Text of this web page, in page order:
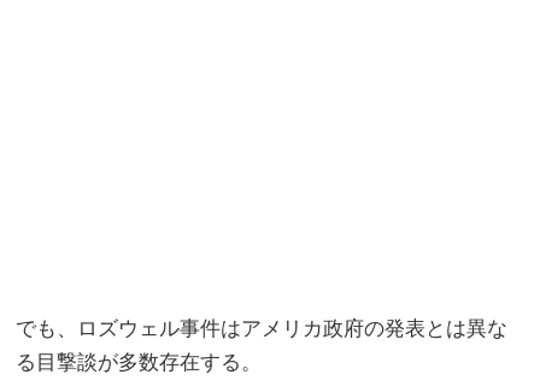
でも、ロズウェル事件はアメリカ政府の発表とは異な
る目撃談が多数存在する。